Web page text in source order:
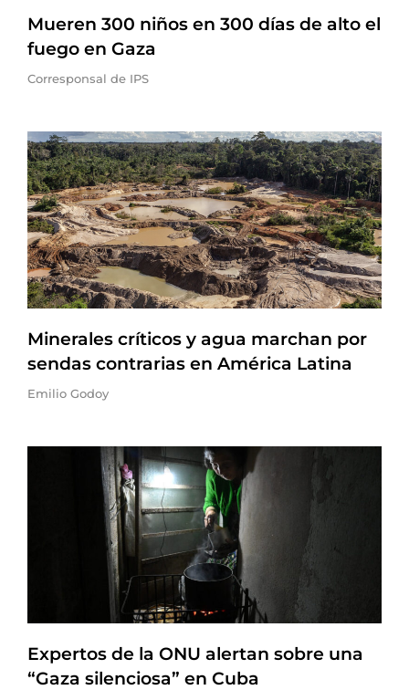
Mueren 300 niños en 300 días de alto el
fuego en Gaza
Corresponsal de IPS
Minerales críticos y agua marchan por
sendas contrarias en América Latina
Emilio Godoy
Expertos de la ONU alertan sobre una
“Gaza silenciosa” en Cuba